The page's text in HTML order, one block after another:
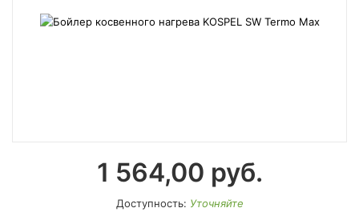
1 564,00 руб.
Доступность: Уточняйте